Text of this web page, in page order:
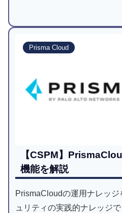
Prisma Cloud
【CSPM】
機能を解説
PrismaCloudの運用ナレッ
ュリティの実践的ナレッジ